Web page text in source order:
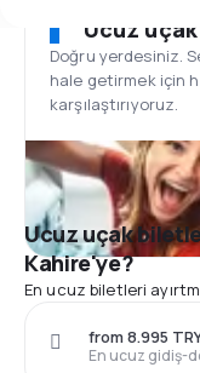
Ucuz
Doğru yerdesiniz.
hale getirmek için
karşılaştırıyoruz.
Ucuz uçak
Kahire'ye?
En ucuz biletleri
En ucuz gidiş-
from 8.995